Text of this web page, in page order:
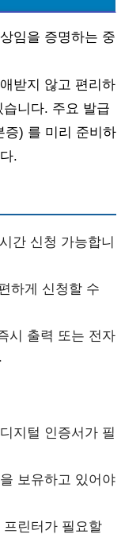
임을 증명하는 중
받지 않고 편리하
니다. 주요 발급
증) 를 미리 준비하
.
간 신청 가능합니
하게 신청할 수
시 출력 또는 전자
지털 인증서가 필
보유하고 있어야
린터가 필요할